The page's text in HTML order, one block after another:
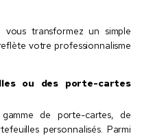
transformez un simple
votre professionnalisme
ou des porte-cartes
de porte-cartes, de
personnalisés. Parmi